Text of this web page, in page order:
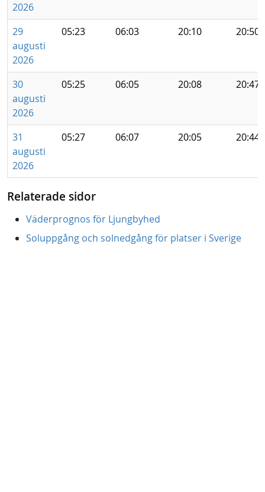
2026
29
augusti
2026
05:23 06:03 20:10 20:50
30
augusti
2026
05:25 06:05 20:08 20:47
31
augusti
2026
05:27 06:07 20:05 20:44
Relaterade sidor
Väderprognos för Ljungbyhed
Soluppgång och solnedgång för platser i Sverige